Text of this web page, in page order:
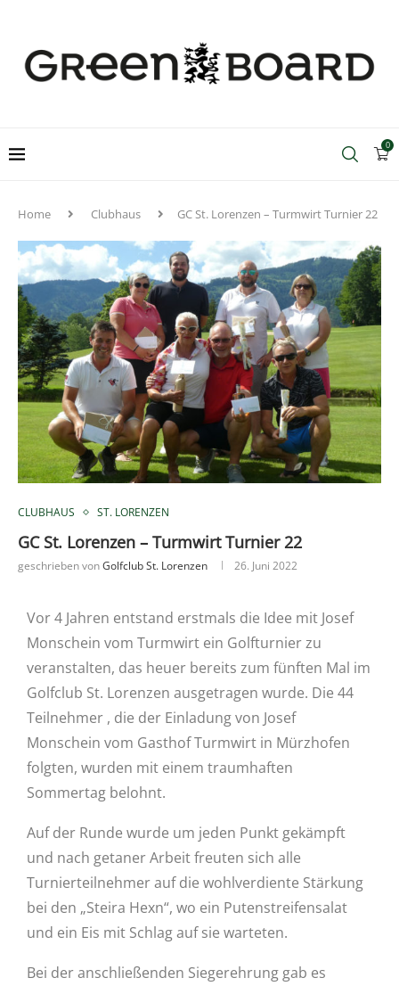
0
Home Clubhaus GC St. Lorenzen – Turmwirt Turnier 22
CLUBHAUS ST. LORENZEN
GC St. Lorenzen – Turmwirt Turnier 22
geschrieben vonGolfclub St. Lorenzen 26. Juni 2022
Vor 4 Jahren entstand erstmals die Idee mit Josef
Monschein vom Turmwirt ein Golfturnier zu
veranstalten, das heuer bereits zum fünften Mal im
Golfclub St. Lorenzen ausgetragen wurde. Die 44
Teilnehmer , die der Einladung von Josef
Monschein vom Gasthof Turmwirt in Mürzhofen
folgten, wurden mit einem traumhaften
Sommertag belohnt.
Auf der Runde wurde um jeden Punkt gekämpft
und nach getaner Arbeit freuten sich alle
Turnierteilnehmer auf die wohlverdiente Stärkung
bei den „Steira Hexn“, wo ein Putenstreifensalat
und ein Eis mit Schlag auf sie warteten.
Bei der anschließenden Siegerehrung gab es